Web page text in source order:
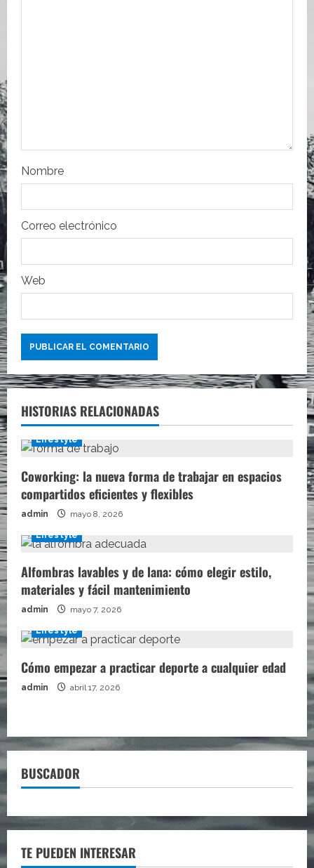
r
a
d
a
s
Nombre
Correo electrónico
Web
HISTORIAS RELACIONADAS
Lifestyle
Coworking: la nueva forma de trabajar en espacios
compartidos eficientes y flexibles
admin mayo 8, 2026
Lifestyle
Alfombras lavables y de lana: cómo elegir estilo,
materiales y fácil mantenimiento
admin mayo 7, 2026
Lifestyle
Cómo empezar a practicar deporte a cualquier edad
admin abril 17, 2026
BUSCADOR
TE PUEDEN INTERESAR